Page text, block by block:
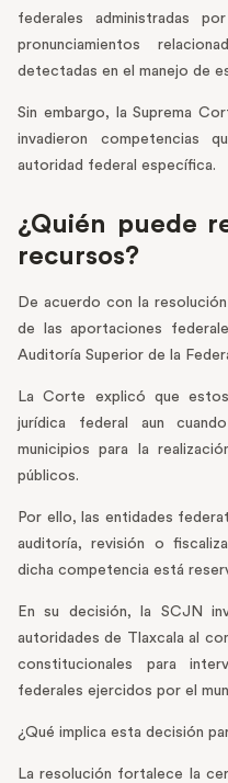
federales administradas
pronunciamientos
detectadas en el manejo de
Sin embargo, la Suprema
invadieron competencias
autoridad federal específica.
¿Quién puede
recursos?
De acuerdo con la
de las aportaciones
Auditoría Superior de la
La Corte explicó que
jurídica federal aun
municipios para la
públicos.
Por ello, las entidades
auditoría, revisión o
dicha competencia está
En su decisión, la SCJN
autoridades de Tlaxcala al
constitucionales para
federales ejercidos por el
¿Qué implica esta decisión
La resolución fortalece la